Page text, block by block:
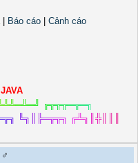
| Báo cáo
Cảnh cáo
╩╩═╩═╝ ╔╦╦╦═╦═╗
╦╗ ╚╗ ╠═╦╦╗ ╔╩╗ ╬║
♂️